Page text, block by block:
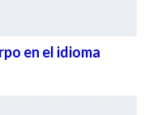
en el idioma